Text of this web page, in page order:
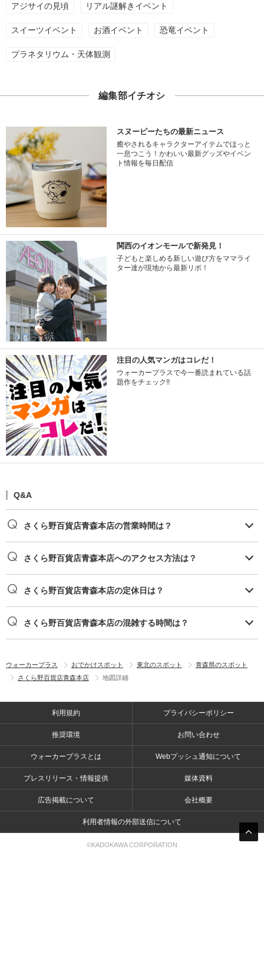
アジサイの見頃 リアル謎解きイベント
スイーツイベント お酒イベント 恐竜イベント
プラネタリウム・天体観測
編集部イチオシ
スヌーピーたちの最新ニュース
癒やされるキャラクターアイテムでほっと
一息つこう！かわいい最新グッズやイベン
ト情報を毎日配信
関西のイオンモールで新発見！
子どもと楽しめる新しい遊び方をママライ
ター達が現地から最新リポ！
注目の人気マンガはコレだ！
ウォーカープラスで今一番読まれている話
題作をチェック!!
Q&A
さくら野百貨店青森本店の営業時間は？
さくら野百貨店青森本店へのアクセス方法は？
さくら野百貨店青森本店の定休日は？
さくら野百貨店青森本店の混雑する時間は？
ウォーカープラス おでかけスポット 東北のスポット
青森県のスポット
さくら野百貨店青森本店
地図詳細
利用規約 プライバシーポリシー
推奨環境 お問い合わせ
ウォーカープラスとは Webプッシュ通知について
プレスリリース・情報提供 媒体資料
広告掲載について 会社概要
利用者情報の外部送信について
©KADOKAWA CORPORATION